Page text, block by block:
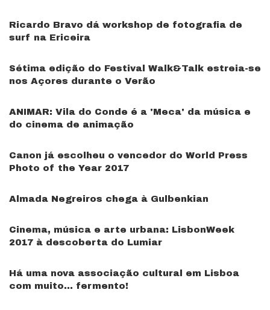
Ricardo Bravo dá workshop de fotografia de
surf na Ericeira
Sétima edição do Festival Walk&Talk estreia-se
nos Açores durante o Verão
ANIMAR: Vila do Conde é a 'Meca' da música e
do cinema de animação
Canon já escolheu o vencedor do World Press
Photo of the Year 2017
Almada Negreiros chega à Gulbenkian
Cinema, música e arte urbana: LisbonWeek
2017 à descoberta do Lumiar
Há uma nova associação cultural em Lisboa
com muito… fermento!